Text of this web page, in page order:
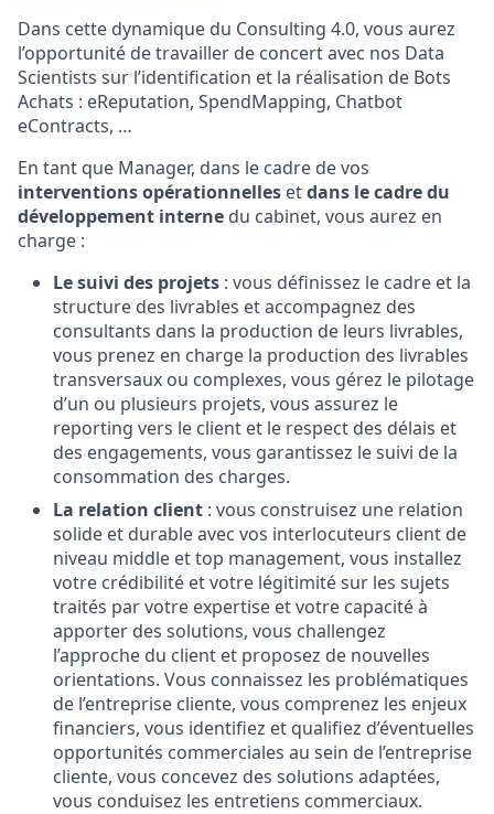
Dans cette dynamique du Consulting 4.0, vous aurez
l’opportunité de travailler de concert avec nos Data
Scientists sur l’identification et la réalisation de Bots
Achats : eReputation, SpendMapping, Chatbot
eContracts, …
En tant que Manager, dans le cadre de vos
interventions opérationnelles etdans le cadre du
développement interne du cabinet, vous aurez en
charge :
Le suivi des projets : vous définissez le cadre et la
structure des livrables et accompagnez des
consultants dans la production de leurs livrables,
vous prenez en charge la production des livrables
transversaux ou complexes, vous gérez le pilotage
d’un ou plusieurs projets, vous assurez le
reporting vers le client et le respect des délais et
des engagements, vous garantissez le suivi de la
consommation des charges.
La relation client : vous construisez une relation
solide et durable avec vos interlocuteurs client de
niveau middle et top management, vous installez
votre crédibilité et votre légitimité sur les sujets
traités par votre expertise et votre capacité à
apporter des solutions, vous challengez
l’approche du client et proposez de nouvelles
orientations. Vous connaissez les problématiques
de l’entreprise cliente, vous comprenez les enjeux
financiers, vous identifiez et qualifiez d’éventuelles
opportunités commerciales au sein de l’entreprise
cliente, vous concevez des solutions adaptées,
vous conduisez les entretiens commerciaux.